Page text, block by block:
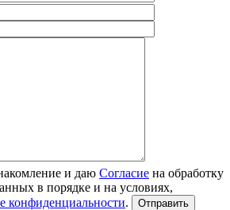
и даю Согласие на обработку
в порядке и на условиях,
конфиденциальности.